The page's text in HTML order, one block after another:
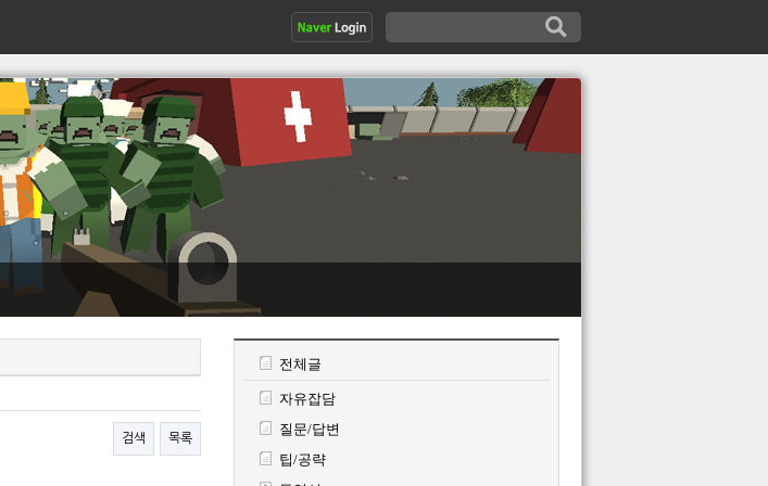
검색 목록
전체글
자유잡담
질문/답변
팁/공략